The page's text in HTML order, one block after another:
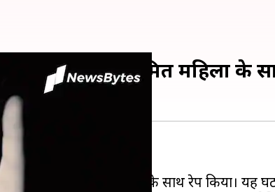
कोरोना संक्रमित महिला के
सामने आया है।
रहे एंबुलेंस ड्राइवर ने उसके साथ रेप किया। यह